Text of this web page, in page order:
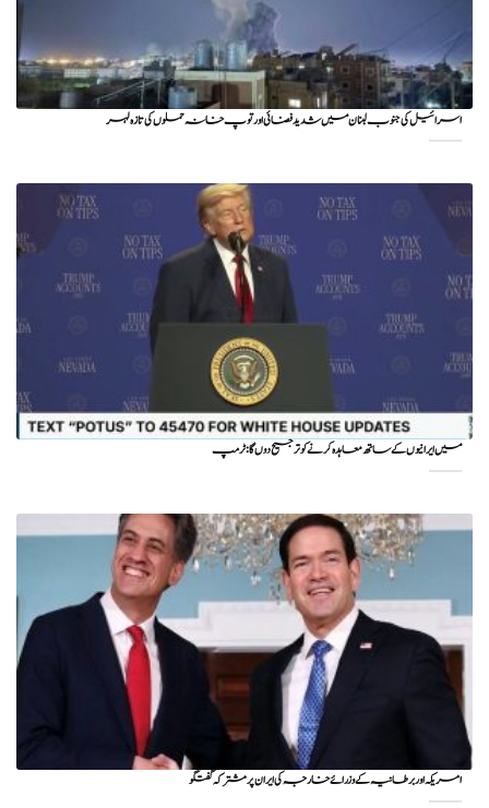
اسرائیل کی جنوب لبنان میں شدید فضائی اور توپ خانہ حملوں کی تازہ لہر
میں ایرانیوں کے ساتھ معاہدہ کرنے کو ترجیح دوں گا : ٹرمپ
امریکہ اور برطانیہ کے وزرائے خارجہ کی ایران پر مشترکہ گفتگو